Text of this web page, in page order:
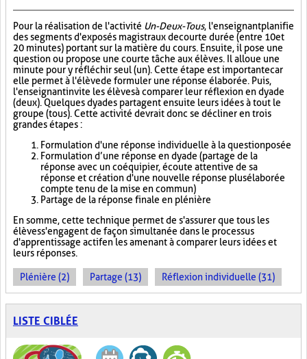
Pour la réalisation de l'activité Un-Deux-Tous, l'enseignant planifie
des segments d'exposés magistraux de courte durée (entre 10 et
20 minutes) portant sur la matière du cours. Ensuite, il pose une
question ou propose une courte tâche aux élèves. Il alloue une
minute pour y réfléchir seul (un). Cette étape est importante car
elle permet à l'élève de formuler une réponse élaborée. Puis,
l'enseignant invite les élèves à comparer leur réflexion en dyade
(deux). Quelques dyades partagent ensuite leurs idées à tout le
groupe (tous). Cette activité devrait donc se décliner en trois
grandes étapes :
Formulation d'une réponse individuelle à la question posée
Formulation d’une réponse en dyade (partage de la
réponse avec un coéquipier, écoute attentive de sa
réponse et création d'une nouvelle réponse plus élaborée
compte tenu de la mise en commun)
Partage de la réponse finale en plénière
En somme, cette technique permet de s'assurer que tous les
élèves s'engagent de façon simultanée dans le processus
d'apprentissage actif en les amenant à comparer leurs idées et
leurs réponses.
Plénière (2) Partage (13) Réflexion individuelle (31)
LISTE CIBLÉE